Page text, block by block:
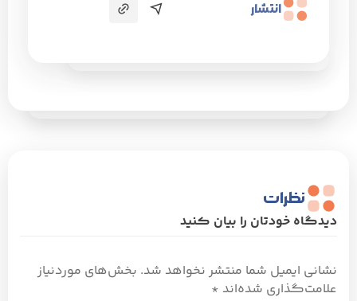
انتشار
نظرات
دیدگاه خودتان را بیان کنید
نشانی ایمیل شما منتشر نخواهد شد. بخش‌های موردنیاز
علامت‌گذاری شده‌اند *